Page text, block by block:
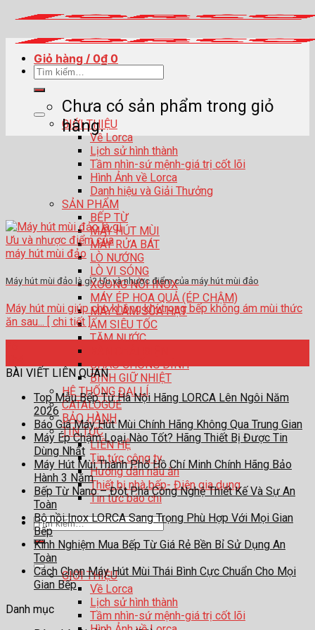
content
Tìm
kiếm:
GIỚI THIỆU
Về Lorca
Lịch sử hình thành
Tầm nhìn-sứ mệnh-giá trị cốt lõi
Hình Ảnh về Lorca
Danh hiệu và Giải Thưởng
SẢN PHẨM
BẾP TỪ
MÁY HÚT MÙI
MÁY RỬA BÁT
LÒ NƯỚNG
LÒ VI SÓNG
XOONG NỒI INOX
MÁY ÉP HOA QUẢ (ÉP CHẬM)
MÁY LÀM SỮA HẠT
ẤM SIÊU TỐC
TĂM NƯỚC
CHẢO CHỐNG DÍNH
BÌNH GIỮ NHIỆT
HỆ THỐNG ĐẠI LÍ
CATALOGUE
BẢO HÀNH
TIN TỨC
LIÊN HỆ
Tin tức công ty
Hướng dẫn nấu ăn
Thiết bị nhà bếp- Điện gia dụng
Tin tức báo chí
Tìm
kiếm:
GIỚI THIỆU
Về Lorca
Lịch sử hình thành
Tầm nhìn-sứ mệnh-giá trị cốt lõi
Giỏ hàng / 0₫ 0
Chưa có sản phẩm trong giỏ
hàng.
Máy hút mùi đảo là gì? Ưu và nhược điểm của máy hút mùi đảo
Máy hút mùi giúp cho không khí trong bếp không ám mùi thức
ăn sau... [ chi tiết ]
BÀI VIẾT LIÊN QUAN
Top Mẫu Bếp Từ Hà Nội Hãng LORCA Lên Ngôi Năm
2026
Báo Giá Máy Hút Mùi Chính Hãng Không Qua Trung Gian
Máy Ép Chậm Loại Nào Tốt? Hãng Thiết Bị Được Tin
Dùng Nhất
Máy Hút Mùi Thành Phố Hồ Chí Minh Chính Hãng Bảo
Hành 3 Năm
Bếp Từ Nano – Đột Phá Công Nghệ Thiết Kế Và Sự An
Toàn
Bộ nồi Inox LORCA Sang Trọng Phù Hợp Với Mọi Gian
Bếp
Kinh Nghiệm Mua Bếp Từ Giá Rẻ Bền Bỉ Sử Dụng An
Toàn
Cách Chọn Máy Hút Mùi Thái Bình Cực Chuẩn Cho Mọi
Gian Bếp
Danh mục